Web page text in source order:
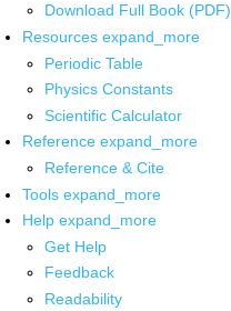
Download Full Book (PDF)
Resources expand_more
Periodic Table
Physics Constants
Scientific Calculator
Reference expand_more
Reference & Cite
Tools expand_more
Help expand_more
Get Help
Feedback
Readability